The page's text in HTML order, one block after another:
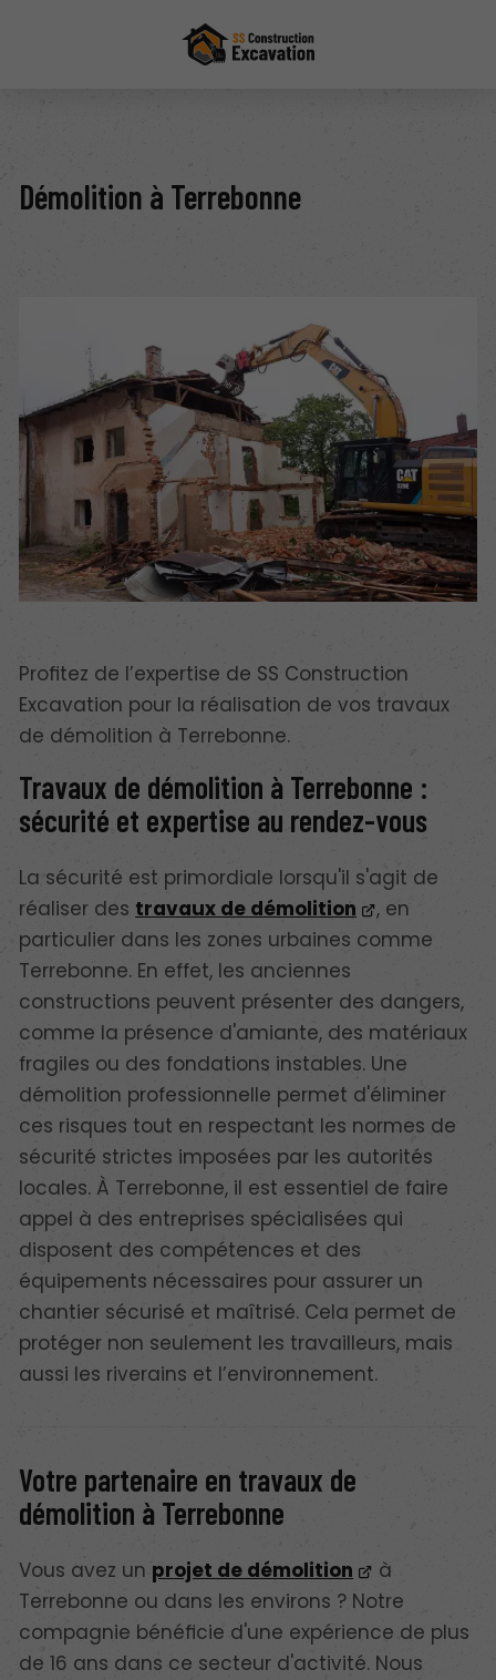
Démolition à Terrebonne
Profitez de l’expertise de SS Construction
Excavation pour la réalisation de vos travaux
de démolition à Terrebonne.
Travaux de démolition à Terrebonne :
sécurité et expertise au rendez-vous
La sécurité est primordiale lorsqu'il s'agit de
réaliser des travaux de démolition
, en
particulier dans les zones urbaines comme
Terrebonne. En effet, les anciennes
constructions peuvent présenter des dangers,
comme la présence d'amiante, des matériaux
fragiles ou des fondations instables. Une
démolition professionnelle permet d'éliminer
ces risques tout en respectant les normes de
sécurité strictes imposées par les autorités
locales. À Terrebonne, il est essentiel de faire
appel à des entreprises spécialisées qui
disposent des compétences et des
équipements nécessaires pour assurer un
chantier sécurisé et maîtrisé. Cela permet de
protéger non seulement les travailleurs, mais
aussi les riverains et l’environnement.
Votre partenaire en travaux de
démolition à Terrebonne
Vous avez un projet de démolition
à
Terrebonne ou dans les environs ? Notre
compagnie bénéficie d'une expérience de plus
de 16 ans dans ce secteur d'activité. Nous